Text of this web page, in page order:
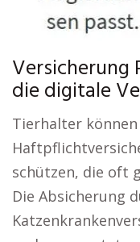
die digitale
Tierhalter
schützen, die oft
Die Absicherung